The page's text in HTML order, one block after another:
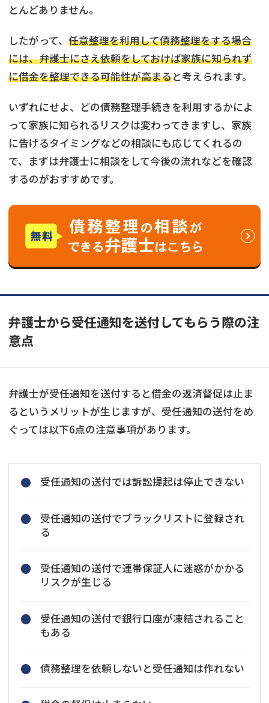
とんどありません。
したがって、 任意整理を利用して債務整理をする場合
には、弁護士にさえ依頼をしておけば家族に知られず
に借金を整理できる可能性が高まると考えられます。
いずれにせよ、どの債務整理手続きを利用するかによ
って家族に知られるリスクは変わってきますし、家族
に告げるタイミングなどの相談にも応じてくれるの
で、まずは弁護士に相談をして今後の流れなどを確認
するのがおすすめです。
弁護士から受任通知を送付してもらう際の注
意点
弁護士が受任通知を送付すると借金の返済督促は止ま
るというメリットが生じますが、受任通知の送付をめ
ぐっては以下6点の注意事項があります。
受任通知の送付では訴訟提起は停止できない
受任通知の送付でブラックリストに登録され
る
受任通知の送付で連帯保証人に迷惑がかかる
リスクが生じる
受任通知の送付で銀行口座が凍結されること
もある
債務整理を依頼しないと受任通知は作れない